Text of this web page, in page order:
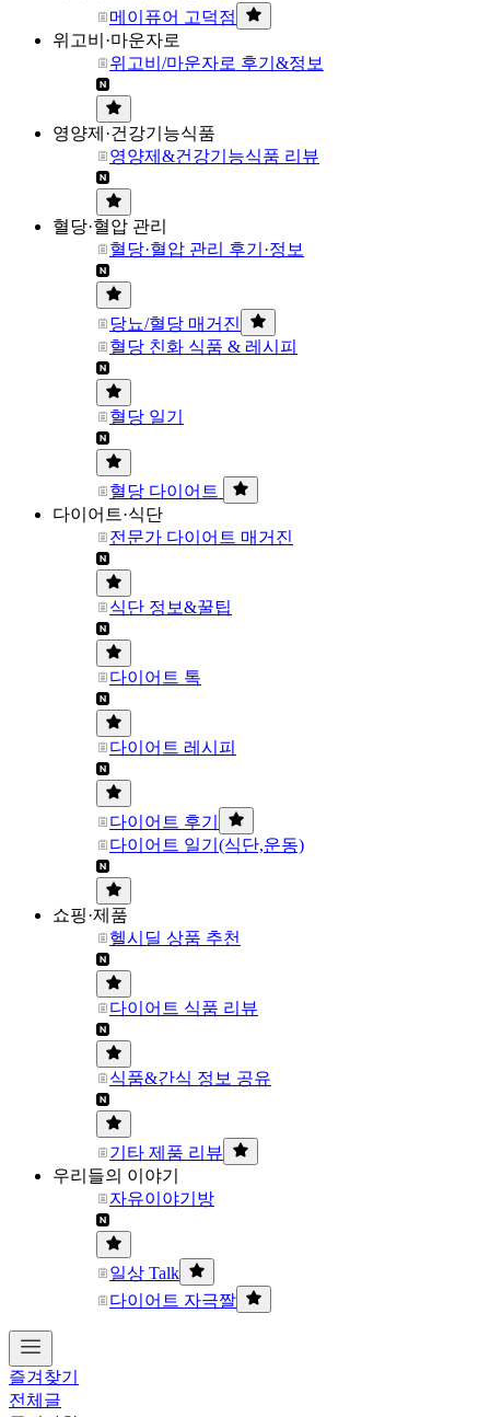
메이퓨어 고덕점
위고비·마운자로
위고비/마운자로 후기&정보
영양제·건강기능식품
영양제&건강기능식품 리뷰
혈당·혈압 관리
혈당·혈압 관리 후기·정보
당뇨/혈당 매거진
혈당 친화 식품 & 레시피
혈당 일기
혈당 다이어트
다이어트·식단
전문가 다이어트 매거진
식단 정보&꿀팁
다이어트 톡
다이어트 레시피
다이어트 후기
다이어트 일기(식단,운동)
쇼핑·제품
헬시딜 상품 추천
다이어트 식품 리뷰
식품&간식 정보 공유
기타 제품 리뷰
우리들의 이야기
자유이야기방
일상 Talk
다이어트 자극짤
즐겨찾기
전체글